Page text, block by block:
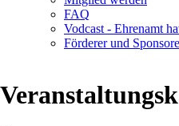
FAQ
Vodcast - Ehrenamt
Förderer und